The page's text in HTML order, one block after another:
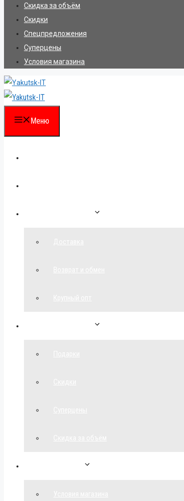
Скидка за объём
Скидки
Спецпредложения
Суперцены
Условия магазина
Меню